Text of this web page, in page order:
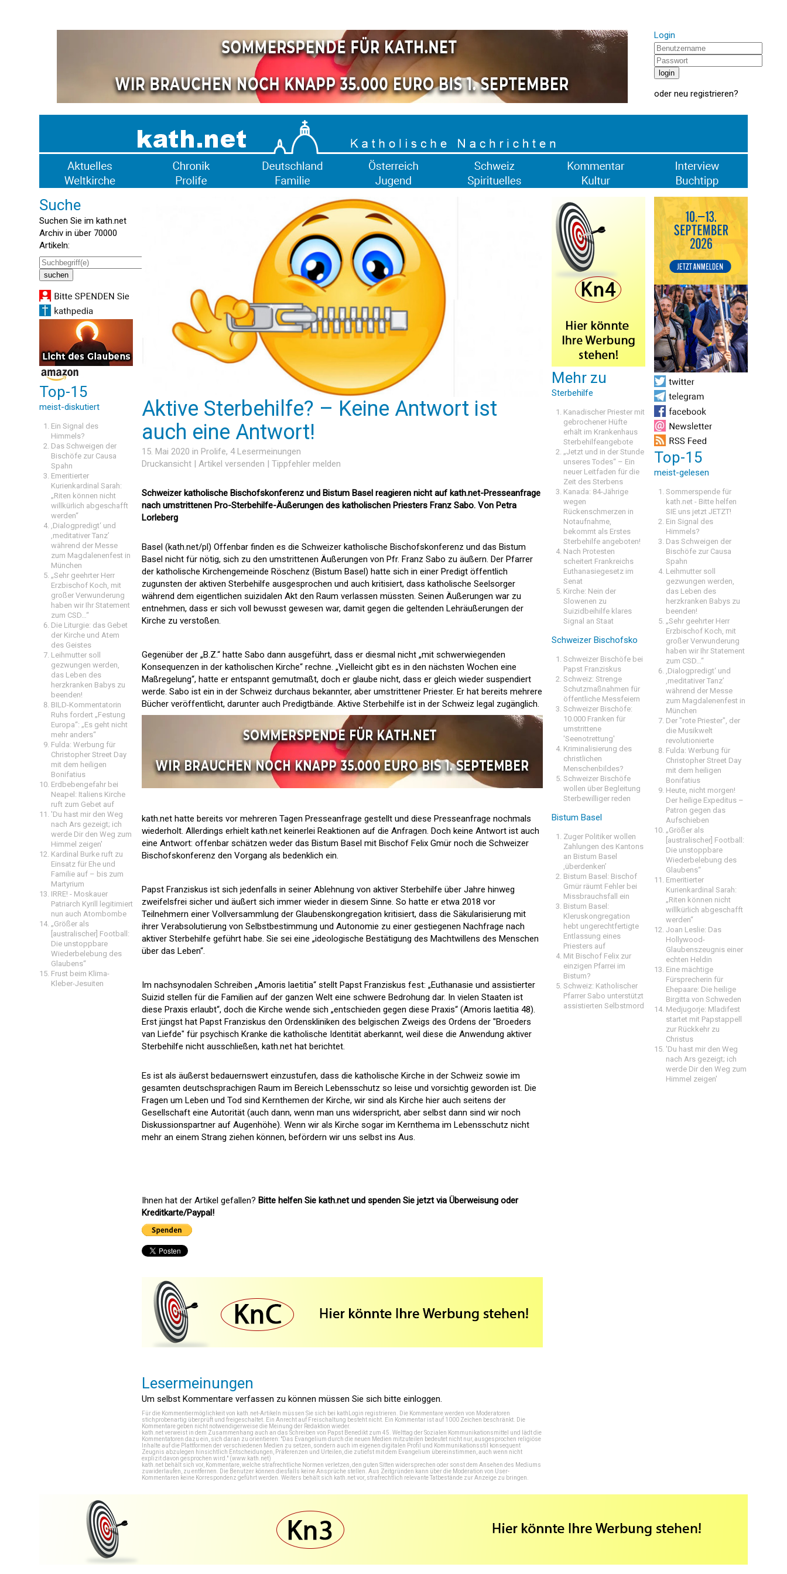
Login
oder neu registrieren?
Suche
Suchen Sie im kath.net
Archiv in über 70000
Artikeln:
Top-15
meist-diskutiert
Ein Signal des
Himmels?
Das Schweigen der
Bischöfe zur Causa
Spahn
Emeritierter
Kurienkardinal Sarah:
„Riten können nicht
willkürlich abgeschafft
werden“
‚Dialogpredigt‘ und
‚meditativer Tanz’
während der Messe
zum Magdalenenfest in
München
„Sehr geehrter Herr
Erzbischof Koch, mit
großer Verwunderung
haben wir Ihr Statement
zum CSD…“
Die Liturgie: das Gebet
der Kirche und Atem
des Geistes
Leihmutter soll
gezwungen werden,
das Leben des
herzkranken Babys zu
beenden!
BILD-Kommentatorin
Ruhs fordert „Festung
Europa“: „Es geht nicht
mehr anders“
Fulda: Werbung für
Christopher Street Day
mit dem heiligen
Bonifatius
Erdbebengefahr bei
Neapel: Italiens Kirche
ruft zum Gebet auf
'Du hast mir den Weg
nach Ars gezeigt; ich
werde Dir den Weg zum
Himmel zeigen'
Kardinal Burke ruft zu
Einsatz für Ehe und
Familie auf – bis zum
Martyrium
IRRE! - Moskauer
Patriarch Kyrill legitimiert
nun auch Atombombe
„Größer als
[australischer] Football:
Die unstoppbare
Wiederbelebung des
Glaubens“
Frust beim Klima-
Kleber-Jesuiten
Aktive Sterbehilfe? – Keine Antwort ist
auch eine Antwort!
15. Mai 2020 in Prolife, 4 Lesermeinungen
Druckansicht | Artikel versenden | Tippfehler melden
Schweizer katholische Bischofskonferenz und Bistum Basel reagieren nicht auf kath.net-Presseanfrage
nach umstrittenen Pro-Sterbehilfe-Äußerungen des katholischen Priesters Franz Sabo. Von Petra
Lorleberg
Basel (kath.net/pl) Offenbar finden es die Schweizer katholische Bischofskonferenz und das Bistum
Basel nicht für nötig, sich zu den umstrittenen Äußerungen von Pfr. Franz Sabo zu äußern. Der Pfarrer
der katholische Kirchengemeinde Röschenz (Bistum Basel) hatte sich in einer Predigt öffentlich
zugunsten der aktiven Sterbehilfe ausgesprochen und auch kritisiert, dass katholische Seelsorger
während dem eigentlichen suizidalen Akt den Raum verlassen müssten. Seinen Äußerungen war zu
entnehmen, dass er sich voll bewusst gewesen war, damit gegen die geltenden Lehräußerungen der
Kirche zu verstoßen.
Gegenüber der „B.Z.“ hatte Sabo dann ausgeführt, dass er diesmal nicht „mit schwerwiegenden
Konsequenzen in der katholischen Kirche“ rechne. „Vielleicht gibt es in den nächsten Wochen eine
Maßregelung“, hatte er entspannt gemutmaßt, doch er glaube nicht, dass er gleich wieder suspendiert
werde. Sabo ist ein in der Schweiz durchaus bekannter, aber umstrittener Priester. Er hat bereits mehrere
Bücher veröffentlicht, darunter auch Predigtbände. Aktive Sterbehilfe ist in der Schweiz legal zugänglich.
kath.net hatte bereits vor mehreren Tagen Presseanfrage gestellt und diese Presseanfrage nochmals
wiederholt. Allerdings erhielt kath.net keinerlei Reaktionen auf die Anfragen. Doch keine Antwort ist auch
eine Antwort: offenbar schätzen weder das Bistum Basel mit Bischof Felix Gmür noch die Schweizer
Bischofskonferenz den Vorgang als bedenklich ein.
Papst Franziskus ist sich jedenfalls in seiner Ablehnung von aktiver Sterbehilfe über Jahre hinweg
zweifelsfrei sicher und äußert sich immer wieder in diesem Sinne. So hatte er etwa 2018 vor
Teilnehmern einer Vollversammlung der Glaubenskongregation kritisiert, dass die Säkularisierung mit
ihrer Verabsolutierung von Selbstbestimmung und Autonomie zu einer gestiegenen Nachfrage nach
aktiver Sterbehilfe geführt habe. Sie sei eine „ideologische Bestätigung des Machtwillens des Menschen
über das Leben“.
Im nachsynodalen Schreiben „Amoris laetitia“ stellt Papst Franziskus fest: „Euthanasie und assistierter
Suizid stellen für die Familien auf der ganzen Welt eine schwere Bedrohung dar. In vielen Staaten ist
diese Praxis erlaubt“, doch die Kirche wende sich „entschieden gegen diese Praxis“ (Amoris laetitia 48).
Erst jüngst hat Papst Franziskus den Ordenskliniken des belgischen Zweigs des Ordens der "Broeders
van Liefde" für psychisch Kranke die katholische Identität aberkannt, weil diese die Anwendung aktiver
Sterbehilfe nicht ausschließen, kath.net hat berichtet.
Es ist als äußerst bedauernswert einzustufen, dass die katholische Kirche in der Schweiz sowie im
gesamten deutschsprachigen Raum im Bereich Lebensschutz so leise und vorsichtig geworden ist. Die
Fragen um Leben und Tod sind Kernthemen der Kirche, wir sind als Kirche hier auch seitens der
Gesellschaft eine Autorität (auch dann, wenn man uns widerspricht, aber selbst dann sind wir noch
Diskussionspartner auf Augenhöhe). Wenn wir als Kirche sogar im Kernthema im Lebensschutz nicht
mehr an einem Strang ziehen können, befördern wir uns selbst ins Aus.
Ihnen hat der Artikel gefallen? Bitte helfen Sie kath.net und spenden Sie jetzt via Überweisung oder
Kreditkarte/Paypal!
Lesermeinungen
Um selbst Kommentare verfassen zu können müssen Sie sich bitte einloggen.
Für die Kommentiermöglichkeit von kath.net-Artikeln müssen Sie sich bei kathLogin registrieren . Die Kommentare werden von Moderatoren
stichprobenartig überprüft und freigeschaltet. Ein Anrecht auf Freischaltung besteht nicht. Ein Kommentar ist auf 1000 Zeichen beschränkt. Die
Kommentare geben nicht notwendigerweise die Meinung der Redaktion wieder.
kath.net verweist in dem Zusammenhang auch an das Schreiben von Papst Benedikt zum 45. Welttag der Sozialen Kommunikationsmittel und lädt die
Kommentatoren dazu ein, sich daran zu orientieren: "Das Evangelium durch die neuen Medien mitzuteilen bedeutet nicht nur, ausgesprochen religiöse
Inhalte auf die Plattformen der verschiedenen Medien zu setzen, sondern auch im eigenen digitalen Profil und Kommunikationsstil konsequent
Zeugnis abzulegen hinsichtlich Entscheidungen, Präferenzen und Urteilen, die zutiefst mit dem Evangelium übereinstimmen, auch wenn nicht
explizit davon gesprochen wird." (www.kath.net)
kath.net behält sich vor, Kommentare, welche strafrechtliche Normen verletzen, den guten Sitten widersprechen oder sonst dem Ansehen des Mediums
zuwiderlaufen, zu entfernen. Die Benutzer können diesfalls keine Ansprüche stellen. Aus Zeitgründen kann über die Moderation von User-
Kommentaren keine Korrespondenz geführt werden. Weiters behält sich kath.net vor, strafrechtlich relevante Tatbestände zur Anzeige zu bringen.
Mehr zu
Sterbehilfe
Kanadischer Priester mit
gebrochener Hüfte
erhält im Krankenhaus
Sterbehilfeangebote
„Jetzt und in der Stunde
unseres Todes“ – Ein
neuer Leitfaden für die
Zeit des Sterbens
Kanada: 84-Jährige
wegen
Rückenschmerzen in
Notaufnahme,
bekommt als Erstes
Sterbehilfe angeboten!
Nach Protesten
scheitert Frankreichs
Euthanasiegesetz im
Senat
Kirche: Nein der
Slowenen zu
Suizidbeihilfe klares
Signal an Staat
Schweizer Bischofsko
Schweizer Bischöfe bei
Papst Franziskus
Schweiz: Strenge
Schutzmaßnahmen für
öffentliche Messfeiern
Schweizer Bischöfe:
10.000 Franken für
umstrittene
'Seenotrettung'
Kriminalisierung des
christlichen
Menschenbildes?
Schweizer Bischöfe
wollen über Begleitung
Sterbewilliger reden
Bistum Basel
Zuger Politiker wollen
Zahlungen des Kantons
an Bistum Basel
‚überdenken’
Bistum Basel: Bischof
Gmür räumt Fehler bei
Missbrauchsfall ein
Bistum Basel:
Kleruskongregation
hebt ungerechtfertigte
Entlassung eines
Priesters auf
Mit Bischof Felix zur
einzigen Pfarrei im
Bistum?
Schweiz: Katholischer
Pfarrer Sabo unterstützt
assistierten Selbstmord
Top-15
meist-gelesen
Sommerspende für
kath.net - Bitte helfen
SIE uns jetzt JETZT!
Ein Signal des
Himmels?
Das Schweigen der
Bischöfe zur Causa
Spahn
Leihmutter soll
gezwungen werden,
das Leben des
herzkranken Babys zu
beenden!
„Sehr geehrter Herr
Erzbischof Koch, mit
großer Verwunderung
haben wir Ihr Statement
zum CSD…“
‚Dialogpredigt‘ und
‚meditativer Tanz’
während der Messe
zum Magdalenenfest in
München
Der "rote Priester", der
die Musikwelt
revolutionierte
Fulda: Werbung für
Christopher Street Day
mit dem heiligen
Bonifatius
Heute, nicht morgen!
Der heilige Expeditus –
Patron gegen das
Aufschieben
„Größer als
[australischer] Football:
Die unstoppbare
Wiederbelebung des
Glaubens“
Emeritierter
Kurienkardinal Sarah:
„Riten können nicht
willkürlich abgeschafft
werden“
Joan Leslie: Das
Hollywood-
Glaubenszeugnis einer
echten Heldin
Eine mächtige
Fürsprecherin für
Ehepaare: Die heilige
Birgitta von Schweden
Medjugorje: Mladifest
startet mit Papstappell
zur Rückkehr zu
Christus
'Du hast mir den Weg
nach Ars gezeigt; ich
werde Dir den Weg zum
Himmel zeigen'